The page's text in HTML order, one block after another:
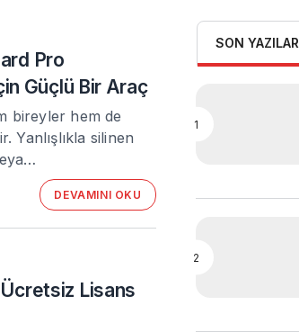
Pro
Güçlü Bir Araç
bireyler hem de
Yanlışlıkla silinen
DEVAMINI OKU
Lisans
SON YAZILAR